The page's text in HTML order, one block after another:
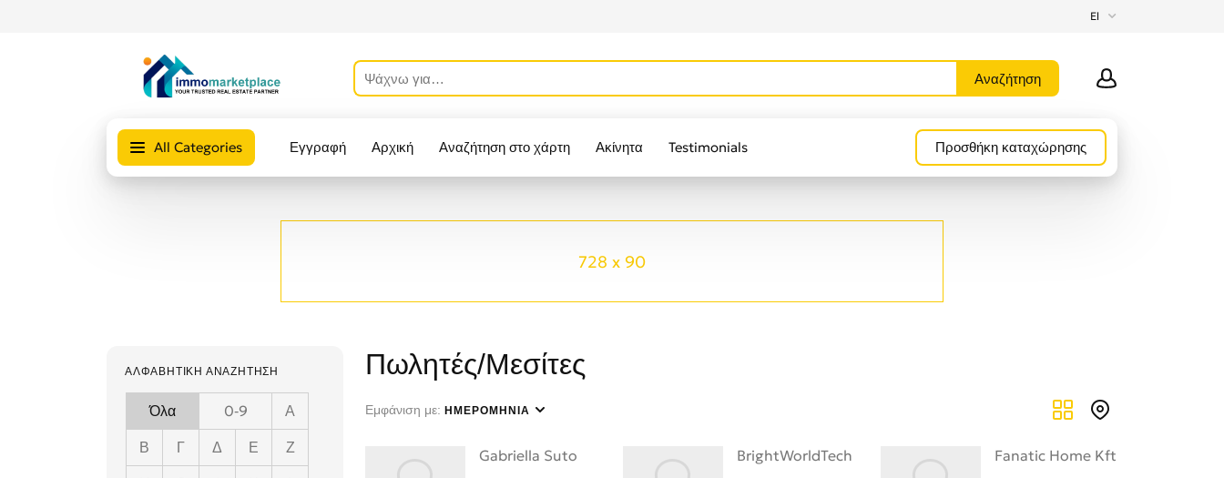
El
All Categories Εγγραφή Αρχική Αναζήτηση στο χάρτη Ακίνητα Testimonials Προσθήκη καταχώρησης
728 x 90
ΑΛΦΑΒΗΤΙΚΉ ΑΝΑΖΉΤΗΣΗ
Όλα 0-9
Α
Β
Γ Δ Ε
Ζ
Πωλητές/Μεσίτες
Εμφάνιση με: ΗΜΕΡΟΜΗΝΊΑ
Gabriella Suto BrightWorldTech Fanatic Home Kft